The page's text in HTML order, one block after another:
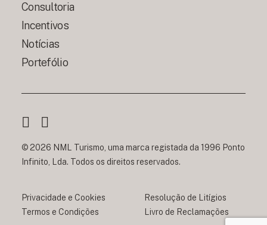
Consultoria
Incentivos
Notícias
Portefólio
© 2026 NML Turismo, uma marca registada da 1996 Ponto
Infinito, Lda. Todos os direitos reservados.
Privacidade e Cookies
Termos e Condições
Resolução de Litígios
Livro de Reclamações